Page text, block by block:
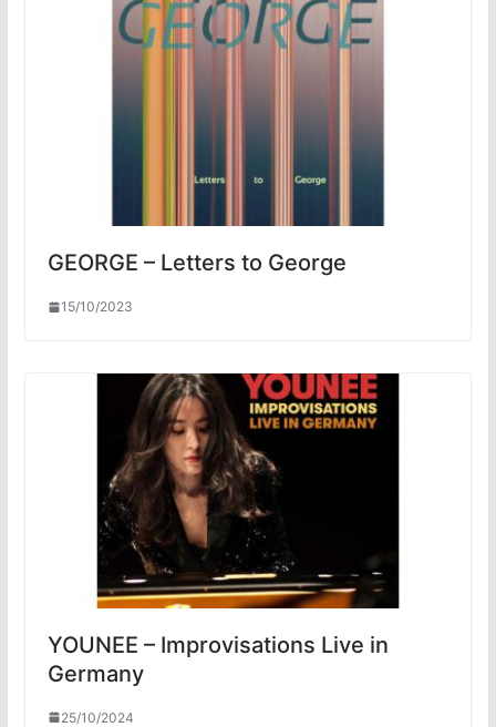
GEORGE – Letters to George
15/10/2023
YOUNEE – Improvisations Live in
Germany
25/10/2024